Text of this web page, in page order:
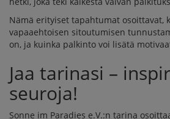
Nämä erityiset tapahtumat osoittavat,
vapaaehtoisen sitoutumisen
on, ja kuinka palkinto voi lisätä
Jaa tarinasi –
seuroja!
Sonne im Paradies e.V.:n tarina